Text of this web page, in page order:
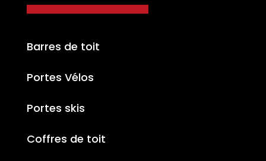
Barres de toit
Portes Vélos
Portes skis
Coffres de toit